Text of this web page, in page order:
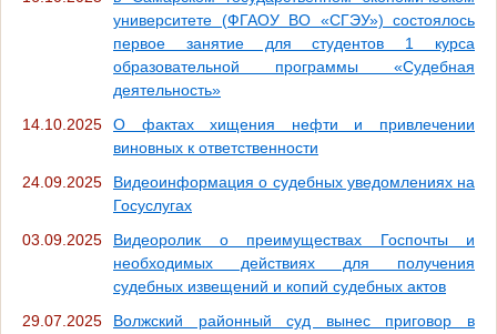
университете (ФГАОУ ВО «СГЭУ») состоялось
первое занятие для студентов 1 курса
образовательной программы «Судебная
деятельность»
14.10.2025
О фактах хищения нефти и привлечении
виновных к ответственности
24.09.2025
Видеоинформация о судебных уведомлениях на
Госуслугах
03.09.2025
Видеоролик о преимуществах Госпочты и
необходимых действиях для получения
судебных извещений и копий судебных актов
29.07.2025
Волжский районный суд вынес приговор в